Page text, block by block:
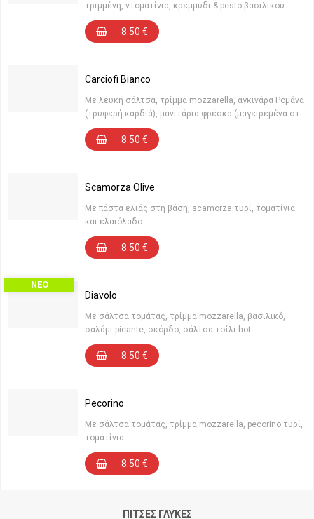
τριμμένη, ντοματίνια, κρεμμύδι & pesto βασιλικού
8.50 €
Carciofi Bianco
Με λευκή σάλτσα, τρίμμα mozzarella, αγκινάρα Ρομάνα
(τρυφερή καρδιά), μανιτάρια φρέσκα (μαγειρεμένα στη
στιγμή), λάδι τρούφας, πλούσια σ’ ευεργετικές
ιδιότητες8.50 €
Scamorza Olive
Με πάστα ελιάς στη βάση, scamorza τυρί, τοματίνια
και ελαιόλαδο
8.50 €
ΝΕΟ
Diavolo
Με σάλτσα τομάτας, τρίμμα mozzarella, βασιλικό,
σαλάμι picante, σκόρδο, σάλτσα τσίλι hot
8.50 €
Pecorino
Με σάλτσα τομάτας, τρίμμα mozzarella, pecorino τυρί,
τοματίνια
8.50 €
ΠΊΤΣΕΣ ΓΛΥΚΈΣ